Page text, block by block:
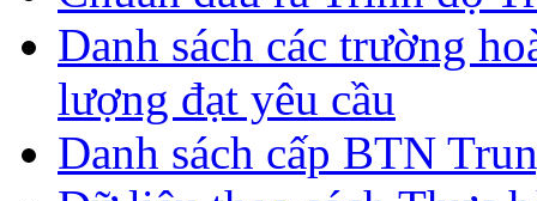
Danh sách các trường
lượng đạt yêu cầu
Danh sách cấp BTN